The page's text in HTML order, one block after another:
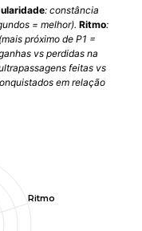
: constância
= melhor). Ritmo:
próximo de P1 =
vs perdidas na
feitas vs
em relação
Ritmo